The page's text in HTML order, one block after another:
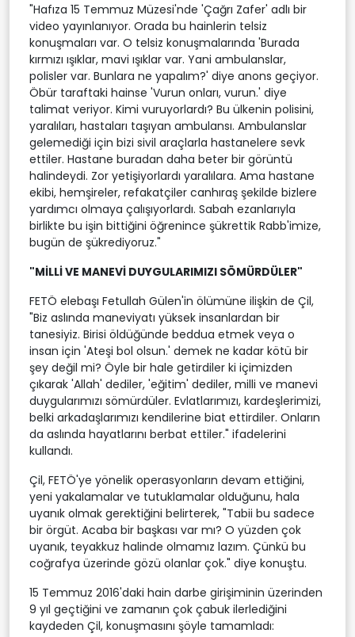
"Hafıza 15 Temmuz Müzesi'nde 'Çağrı Zafer' adlı bir
video yayınlanıyor. Orada bu hainlerin telsiz
konuşmaları var. O telsiz konuşmalarında 'Burada
kırmızı ışıklar, mavi ışıklar var. Yani ambulanslar,
polisler var. Bunlara ne yapalım?' diye anons geçiyor.
Öbür taraftaki hainse 'Vurun onları, vurun.' diye
talimat veriyor. Kimi vuruyorlardı? Bu ülkenin polisini,
yaralıları, hastaları taşıyan ambulansı. Ambulanslar
gelemediği için bizi sivil araçlarla hastanelere sevk
ettiler. Hastane buradan daha beter bir görüntü
halindeydi. Zor yetişiyorlardı yaralılara. Ama hastane
ekibi, hemşireler, refakatçiler canhıraş şekilde bizlere
yardımcı olmaya çalışıyorlardı. Sabah ezanlarıyla
birlikte bu işin bittiğini öğrenince şükrettik Rabb'imize,
bugün de şükrediyoruz."
"MİLLİ VE MANEVİ DUYGULARIMIZI SÖMÜRDÜLER"
FETÖ elebaşı Fetullah Gülen'in ölümüne ilişkin de Çil,
"Biz aslında maneviyatı yüksek insanlardan bir
tanesiyiz. Birisi öldüğünde beddua etmek veya o
insan için 'Ateşi bol olsun.' demek ne kadar kötü bir
şey değil mi? Öyle bir hale getirdiler ki içimizden
çıkarak 'Allah' dediler, 'eğitim' dediler, milli ve manevi
duygularımızı sömürdüler. Evlatlarımızı, kardeşlerimizi,
belki arkadaşlarımızı kendilerine biat ettirdiler. Onların
da aslında hayatlarını berbat ettiler." ifadelerini
kullandı.
Çil, FETÖ'ye yönelik operasyonların devam ettiğini,
yeni yakalamalar ve tutuklamalar olduğunu, hala
uyanık olmak gerektiğini belirterek, "Tabii bu sadece
bir örgüt. Acaba bir başkası var mı? O yüzden çok
uyanık, teyakkuz halinde olmamız lazım. Çünkü bu
coğrafya üzerinde gözü olanlar çok." diye konuştu.
15 Temmuz 2016'daki hain darbe girişiminin üzerinden
9 yıl geçtiğini ve zamanın çok çabuk ilerlediğini
kaydeden Çil, konuşmasını şöyle tamamladı: